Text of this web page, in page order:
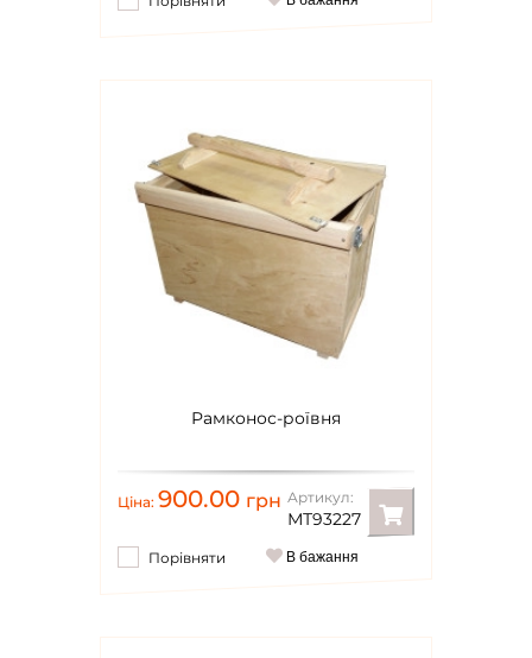
Рамконос-роївня
Ціна: 900.00 грн Артикул:
МТ93227
Порівняти В бажання